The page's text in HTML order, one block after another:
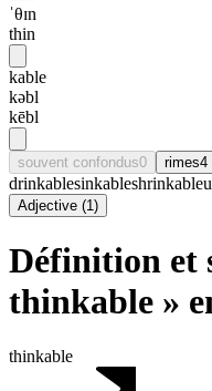
ˈθɪn
thin
kable
kəbl
kēbl
souvent confondus0 rimes4
drinkablesinkableshrinkable
Adjective (1)
Définition et
thinkable »
thinkable